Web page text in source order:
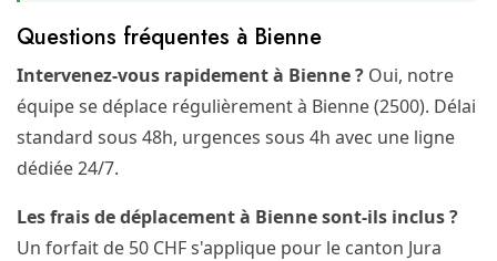
Questions fréquentes à Bienne
Intervenez-vous rapidement à Bienne ? Oui, notre
équipe se déplace régulièrement à Bienne (2500). Délai
standard sous 48h, urgences sous 4h avec une ligne
dédiée 24/7.
Les frais de déplacement à Bienne sont-ils inclus ?
Un forfait de 50 CHF s'applique pour le canton Jura